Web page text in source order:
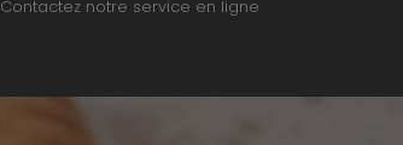
Contactez notre service en ligne